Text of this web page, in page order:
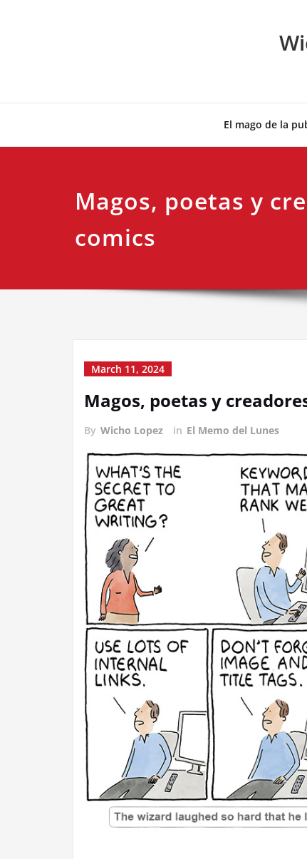
El mago de la
Magos, poetas y
comics
March 11, 2024
Magos, poetas y
By Wicho Lopez in El Memo del Lunes